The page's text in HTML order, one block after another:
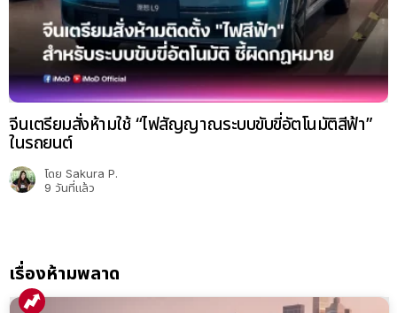
จีนเตรียมสั่งห้ามใช้ “ไฟสัญญาณระบบขับขี่อัตโนมัติสีฟ้า”
ในรถยนต์
โดย Sakura P.
9 วันที่แล้ว
เรื่องห้ามพลาด